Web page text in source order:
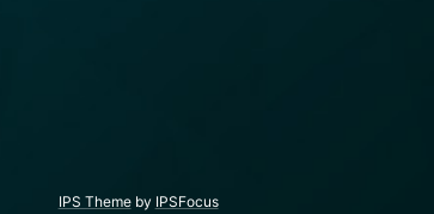
IPS Themeby IPSFocus